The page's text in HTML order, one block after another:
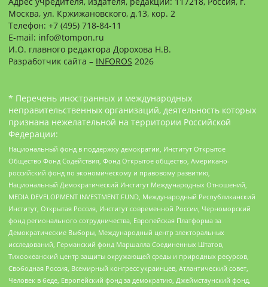
Москва, ул. Кржижановского, д.13, кор. 2
Телефон: +7 (495) 718-84-11
E-mail: info@tompon.ru
И.О. главного редактора Дорохова Н.В.
Разработчик сайта – INFOROS 2026
* Перечень иностранных и международных
неправительственных организаций, деятельность которых
признана нежелательной на территории Российской
Федерации:
Национальный фонд в поддержку демократии, Институт Открытое
Общество Фонд Содействия, Фонд Открытое общество, Американо-
российский фонд по экономическому и правовому развитию,
Национальный Демократический Институт Международных Отношений,
MEDIA DEVELOPMENT INVESTMENT FUND, Международный Республиканский
Институт, Открытая Россия, Институт современной России, Черноморский
фонд регионального сотрудничества, Европейская Платформа за
Демократические Выборы, Международный центр электоральных
исследований, Германский фонд Маршалла Соединенных Штатов,
Тихоокеанский центр защиты окружающей среды и природных ресурсов,
Свободная Россия, Всемирный конгресс украинцев, Атлантический совет,
Человек в беде, Европейский фонд за демократию, Джеймстаунский фонд,